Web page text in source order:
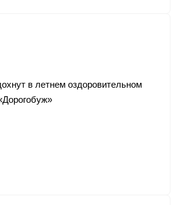
в летнем оздоровительном